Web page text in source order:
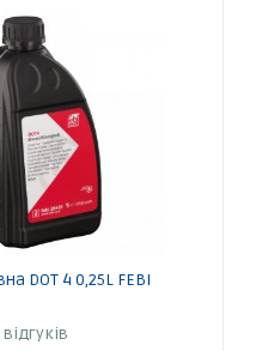
DOT 4 0,25L FEBI